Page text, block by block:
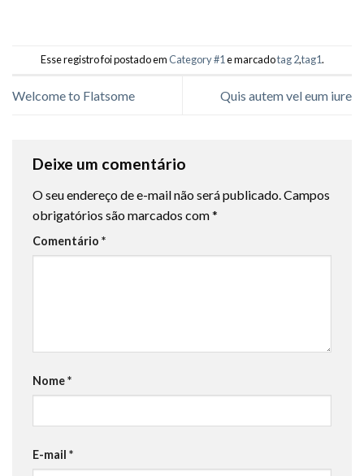
Esse registro foi postado emCategory #1 e marcadotag 2,tag1.
Welcome to Flatsome Quis autem vel eum iure
Deixe um comentário
O seu endereço de e-mail não será publicado.Campos
obrigatórios são marcados com*
Comentário *
Nome*
E-mail *